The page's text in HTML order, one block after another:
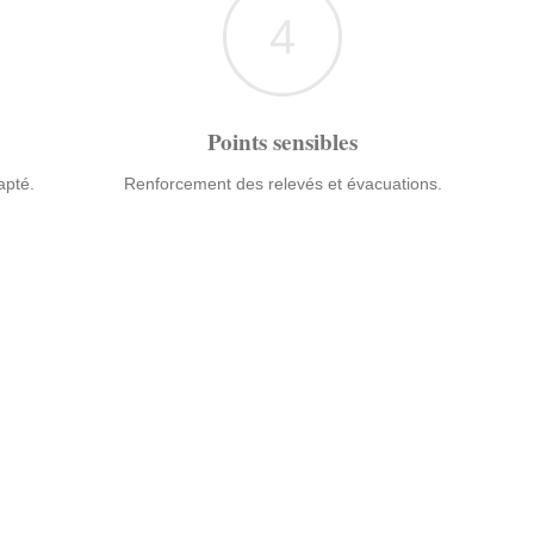
4
Points sensibles
Renforcement des relevés et évacuations.